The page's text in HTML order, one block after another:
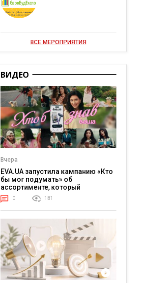
ВСЕ МЕРОПРИЯТИЯ
ВИДЕО
Вчера
EVA.UA запустила кампанию «Кто
бы мог подумать» об
ассортименте, который
покупатели не ожидают увидеть
на платформе
0 181